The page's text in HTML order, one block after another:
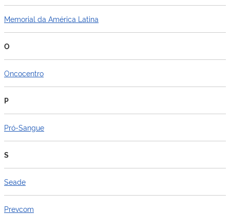
Memorial da América Latina
O
Oncocentro
P
Pró-Sangue
S
Seade
Prevcom